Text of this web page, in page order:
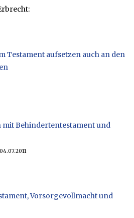
Testament aufsetzen auch an den
mit Behindertentestament und
Vorsorgevollmacht und